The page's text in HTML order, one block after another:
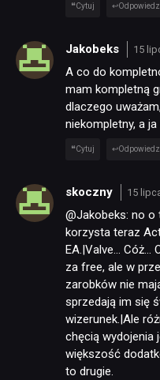
JUŻ
SKLEP
Cytuj Odpowiedz
Jakobeks 15
A co do
mam kompletną
dlaczego
niekompletny, a
Cytuj Odpowiedz
skoczny 15
@Jakobeks: no
korzysta teraz
EA.|Valve… Cóż…
za free, ale w
zarobków nie
sprzedają im się
wizerunek.|Ale
chęcią wydojenia
większość
to drugie.